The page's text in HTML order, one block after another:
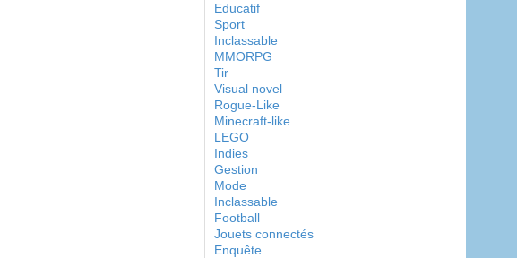
Educatif
Sport
Inclassable
MMORPG
Tir
Visual novel
Rogue-Like
Minecraft-like
LEGO
Indies
Gestion
Mode
Inclassable
Football
Jouets connectés
Enquête